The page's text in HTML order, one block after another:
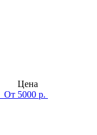
Цена
От 5000 р.